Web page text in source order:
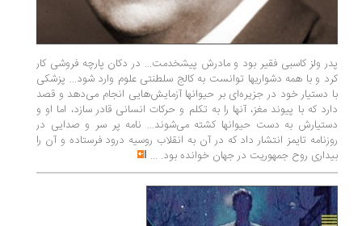
پدر ولز کاسبی فقیر بود و مادرش پیشخدمت... در دکان پارچه فروشی کار
کرد و با همه دشواریها توانست به کالج سلطنتی علوم وارد شود... پزشکی
با دستیار خود در جزیره‌ای بر حیوانها آزمایش‌هایی انجام می‌دهد و قصد
دارد که با پیوند مغز، آنها را به تکلم و حرکات انسانی قادر سازد، اما او و
دستیارش به دست حیوانها کشته می‌شوند... نامه پر سر و صدایی در
روزنامه تایمز انتشار داد که در آن به انقلاب روسیه درود فرستاده و آن را
بیداری روح جمهوریت در جهان خوانده بود. ...